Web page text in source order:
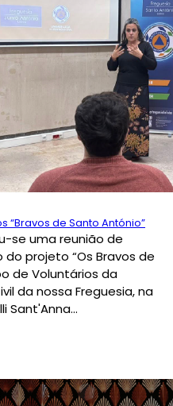
de Santo António”
se uma reunião de
projeto “Os Bravos de
de Voluntários da
da nossa Freguesia, na
Sant'Anna...